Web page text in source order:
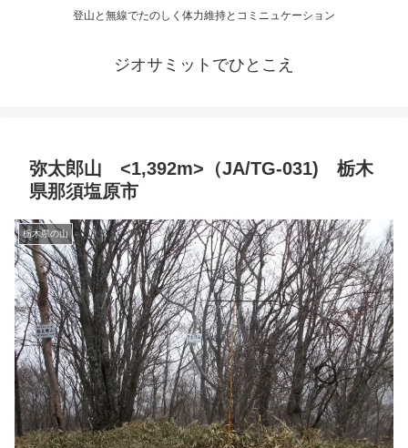
登山と無線でたのしく体力維持とコミニュケーション
ジオサミットでひとこえ
弥太郎山 <1,392m>（JA/TG-031) 栃木
県那須塩原市
栃木県の山